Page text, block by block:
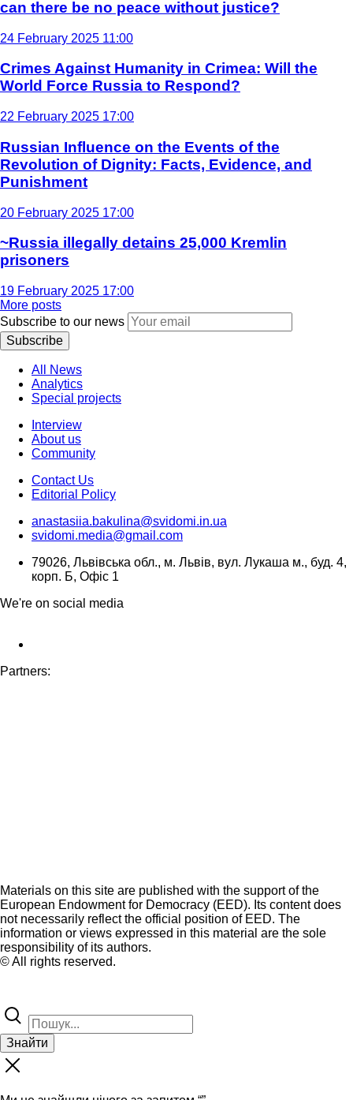
can there be no peace without justice?
24 February 2025 11:00
Crimes Against Humanity in Crimea: Will the
World Force Russia to Respond?
22 February 2025 17:00
Russian Influence on the Events of the
Revolution of Dignity: Facts, Evidence, and
Punishment
20 February 2025 17:00
~Russia illegally detains 25,000 Kremlin
prisoners
19 February 2025 17:00
More posts
Subscribe to our news
Subscribe
All News
Analytics
Special projects
Interview
About us
Community
Contact Us
Editorial Policy
anastasiia.bakulina@svidomi.in.ua
svidomi.media@gmail.com
79026, Львівська обл., м. Львів, вул. Лукаша м., буд. 4,
корп. Б, Офіс 1
We're on social media
Partners:
Materials on this site are published with the support of the
European Endowment for Democracy (EED). Its content does
not necessarily reflect the official position of EED. The
information or views expressed in this material are the sole
responsibility of its authors.
© All rights reserved.
Знайти